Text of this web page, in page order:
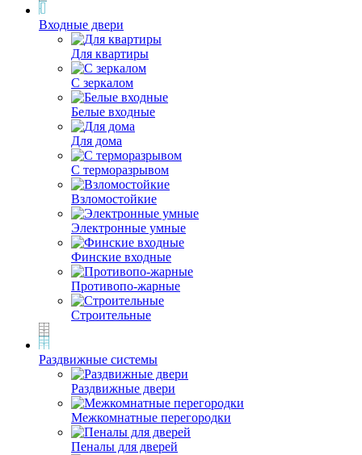
Входные двери
Для квартиры
С зеркалом
Белые входные
Для дома
С терморазрывом
Взломостойкие
Электронные умные
Финские входные
Противопо-жарные
Строительные
Раздвижные системы
Раздвижные двери
Межкомнатные перегородки
Пеналы для дверей